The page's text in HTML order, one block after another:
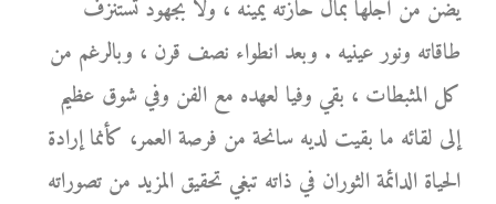
يضنُّ من أجلها بمال حازته يمينه ، ولا بجهود تستنزف
طاقاته ونور عينيه . وبعد انطواء نصف قرن ، وبالرغم من
كل المثبطات ، بقي وفيا لعهده مع الفن وفي شوق عظيم
إلى لقائه ما بقيت لديه سانحة من فرصة العمر، كأنما إرادة
الحياة الدائمة الثوران في ذاته تبغي تحقيق المزيد من تصوراته